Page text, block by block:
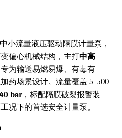
中小流量液压驱动隔膜计量泵，
偏心机械结构，主打中高
专为输送易燃易爆、有毒有
药场景设计。流量覆盖 5–500
40 bar，标配隔膜破裂报警装
况下的首选安全计量泵。